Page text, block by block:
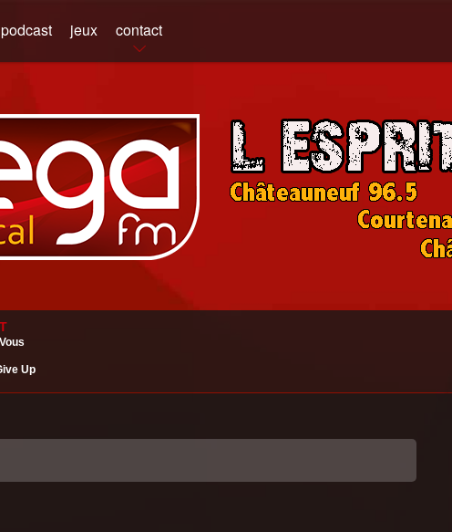
podcast jeux contact